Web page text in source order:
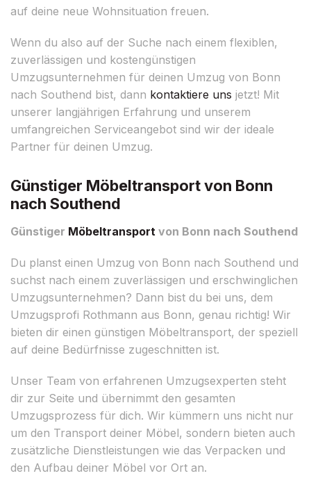
auf deine neue Wohnsituation freuen.
Wenn du also auf der Suche nach einem flexiblen,
zuverlässigen und kostengünstigen
Umzugsunternehmen für deinen Umzug von Bonn
nach Southend bist, dann kontaktiere uns jetzt! Mit
unserer langjährigen Erfahrung und unserem
umfangreichen Serviceangebot sind wir der ideale
Partner für deinen Umzug.
Günstiger Möbeltransport von Bonn
nach Southend
Günstiger Möbeltransport von Bonn nach Southend
Du planst einen Umzug von Bonn nach Southend und
suchst nach einem zuverlässigen und erschwinglichen
Umzugsunternehmen? Dann bist du bei uns, dem
Umzugsprofi Rothmann aus Bonn, genau richtig! Wir
bieten dir einen günstigen Möbeltransport, der speziell
auf deine Bedürfnisse zugeschnitten ist.
Unser Team von erfahrenen Umzugsexperten steht
dir zur Seite und übernimmt den gesamten
Umzugsprozess für dich. Wir kümmern uns nicht nur
um den Transport deiner Möbel, sondern bieten auch
zusätzliche Dienstleistungen wie das Verpacken und
den Aufbau deiner Möbel vor Ort an.